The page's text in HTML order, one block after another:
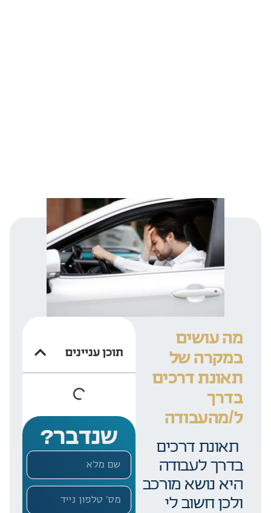
תוכן עניינים
שנדבר?
מהעושים
במקרהשל
תאונת דרכים
בדרך
ל/מהעבודה
תאונת דרכים
בדרך לעבודה
היא נושא מורכב
ולכן חשוב לי